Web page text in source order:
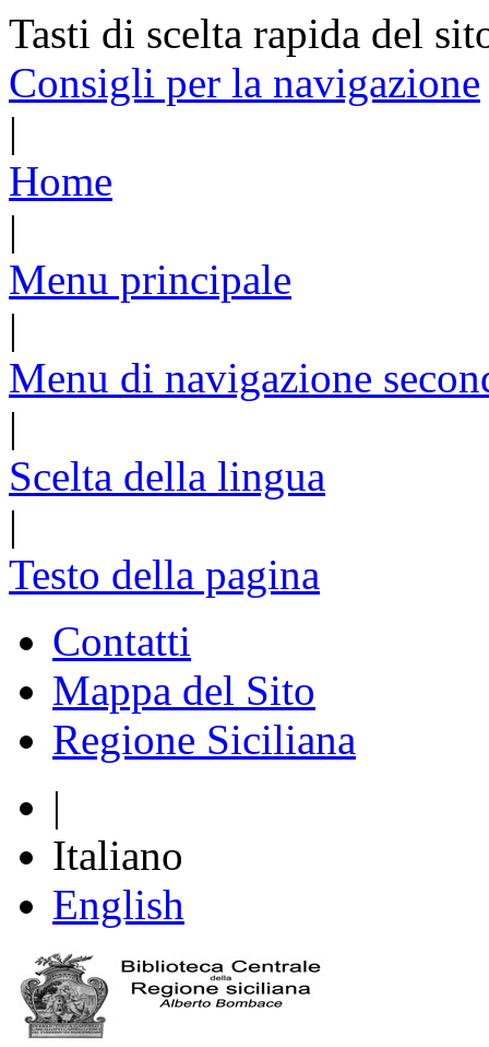
Tasti di scelta rapida del
Consigli per la navigazione
|
Home
|
Menu principale
|
Menu di navigazione
|
Scelta della lingua
|
Testo della pagina
Contatti
Mappa del Sito
Regione Siciliana
|
Italiano
English